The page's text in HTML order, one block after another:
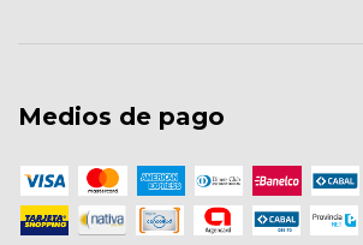
Medios de pago